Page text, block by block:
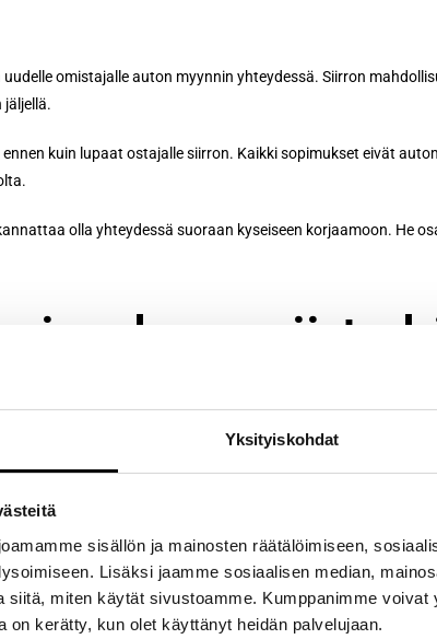
Yksityiskohdat
sisällön ja mainosten räätälöimiseen,
Lisäksi jaamme sosiaalisen median,
siitä, miten käytät sivustoamme. Kumppanimme voivat
on kerätty, kun olet käyttänyt heidän palvelujaan.
omistajalle auton myynnin yhteydessä. Siirron
jäljellä.
kuin lupaat ostajalle siirron. Kaikki sopimukset eivät
olla yhteydessä suoraan kyseiseen korjaamoon. He
siirto
myöntäneeseen korjaamoon tai Toyota-
sen ehdot.
huoltoliikkeeseen ennen kaupantekoa.